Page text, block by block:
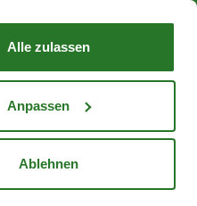
Alle zulassen
Anpassen
Ablehnen
Mein KontoStandorte
WARENKORB